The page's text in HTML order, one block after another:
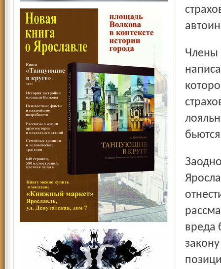
Члены ярославского страхового комитета решили
Заодно решено обратиться и к председателям судов
вреда